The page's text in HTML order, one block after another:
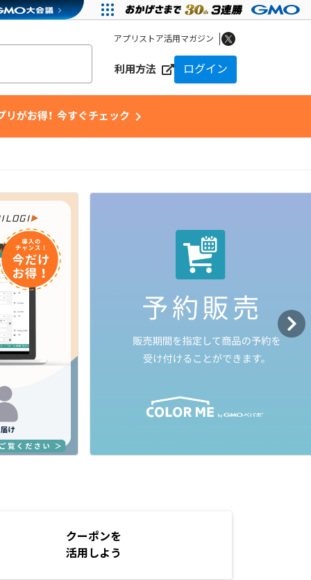
アプリストア活用マガジン
利用方法 ログイン
リがお得！ 今すぐチェック chevron_right
クーポンを
活用しよう